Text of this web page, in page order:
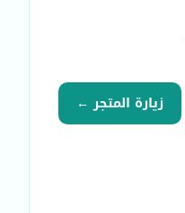
زيارة المتجر ←